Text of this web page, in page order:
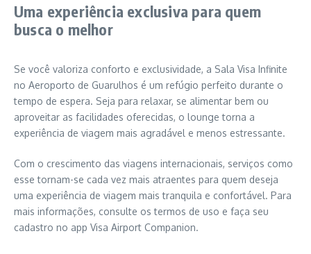
Uma experiência exclusiva para quem
busca o melhor
Se você valoriza conforto e exclusividade, a Sala Visa Infinite
no Aeroporto de Guarulhos é um refúgio perfeito durante o
tempo de espera. Seja para relaxar, se alimentar bem ou
aproveitar as facilidades oferecidas, o lounge torna a
experiência de viagem mais agradável e menos estressante.
Com o crescimento das viagens internacionais, serviços como
esse tornam-se cada vez mais atraentes para quem deseja
uma experiência de viagem mais tranquila e confortável. Para
mais informações, consulte os termos de uso e faça seu
cadastro no app Visa Airport Companion.